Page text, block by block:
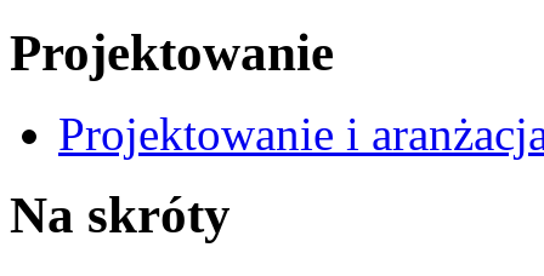
Projektowanie
Projektowanie i
Na skróty